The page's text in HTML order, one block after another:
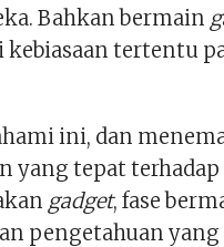
Bahkan bermain
tertentu
ini, dan
yang tepat terhadap
gadget, fase
pengetahuan yang